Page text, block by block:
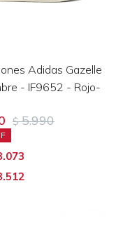
Adidas Gazelle
- IF9652 - Rojo-
$ 5.990